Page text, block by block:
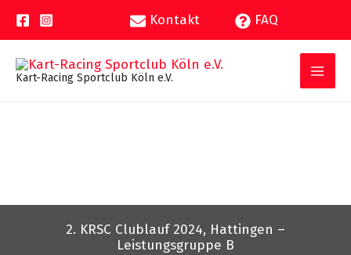
Inhalt
Kontakt FAQ
Kart-Racing Sportclub Köln e.V.
2. KRSC Clublauf 2024, Hattingen –
Leistungsgruppe B